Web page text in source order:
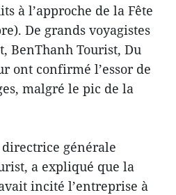
à l’approche de la Fête
De grands voyagistes
BenThanh Tourist, Du
ont confirmé l’essor de
malgré le pic de la
générale
a expliqué que la
incité l’entreprise à